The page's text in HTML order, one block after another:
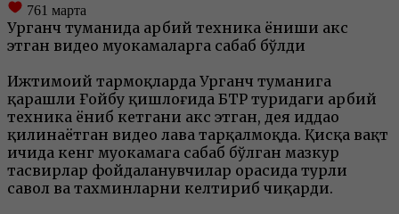
761 марта
Урганч туманида ҳарбий техника ёниши акс
этган видео муҳокамаларга сабаб бўлди
Ижтимоий тармоқларда Урганч туманига
қарашли Ғойбу қишлоғида БТР туридаги ҳарбий
техника ёниб кетгани акс этган, дея иддао
қилинаётган видео лавҳа тарқалмоқда. Қисқа вақт
ичида кенг муҳокамага сабаб бўлган мазкур
тасвирлар фойдаланувчилар орасида турли
савол ва тахминларни келтириб чиқарди.